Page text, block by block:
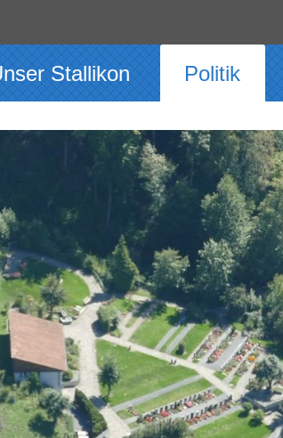
Stallikon Politik